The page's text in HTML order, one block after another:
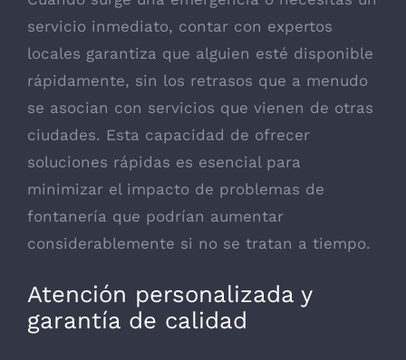
servicio inmediato, contar con expertos
locales garantiza que alguien esté disponible
rápidamente, sin los retrasos que a menudo
se asocian con servicios que vienen de otras
ciudades. Esta capacidad de ofrecer
soluciones rápidas es esencial para
minimizar el impacto de problemas de
fontanería que podrían aumentar
considerablemente si no se tratan a tiempo.
Atención personalizada y
garantía de calidad